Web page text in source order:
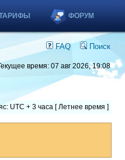
ФОРУМ
FAQ Поиск
время: 07 авг 2026, 19:08
UTC + 3 часа [ Летнее время ]